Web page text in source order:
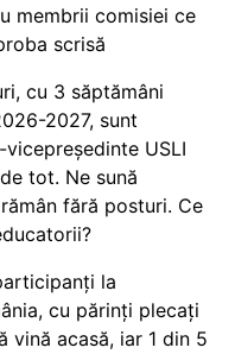
membrii comisiei ce
scrisă
cu 3 săptămâni
2027, sunt
USLI
tot. Ne sună
fără posturi. Ce
la
cu părinți plecați
vină acasă, iar 1 din 5